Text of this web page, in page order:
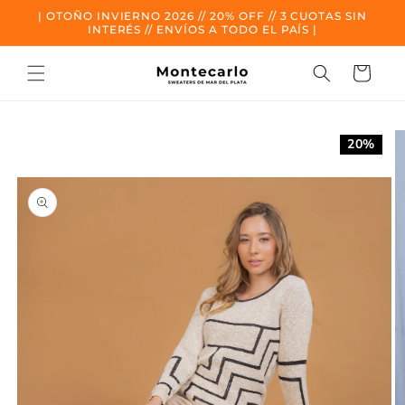
Ir al
contenido
| OTOÑO INVIERNO 2026 // 20% OFF // 3 CUOTAS SIN
INTERÉS // ENVÍOS A TODO EL PAÍS |
Carrito
20%